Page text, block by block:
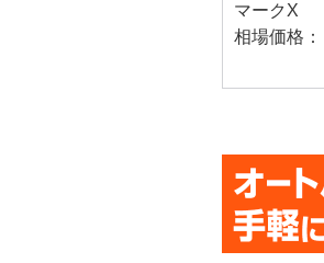
マークX
相場価格